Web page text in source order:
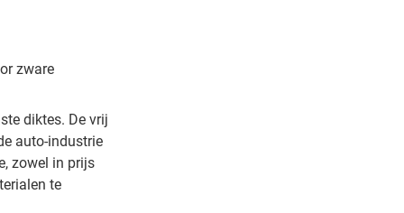
zware
diktes. De vrij
auto-industrie
zowel in prijs
te